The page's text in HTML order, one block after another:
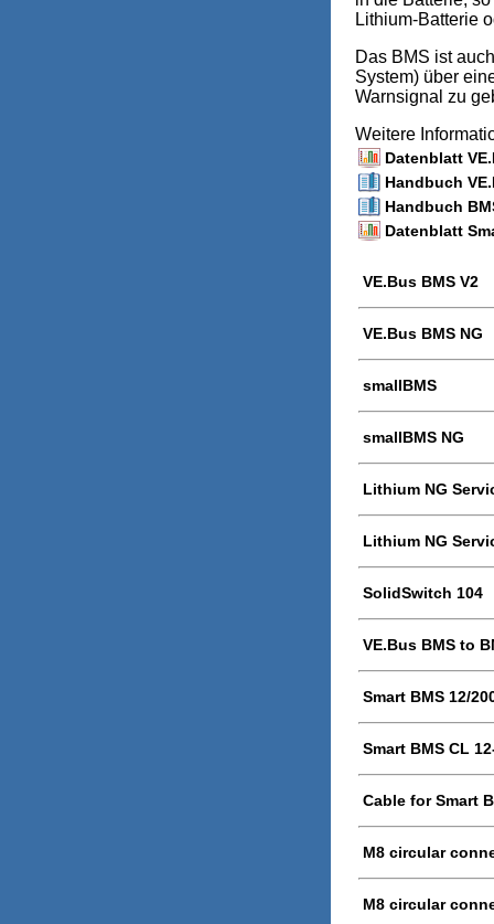
Lithium-Batterie
Das BMS ist
System) über
Warnsignal zu
Weitere
Datenblatt
Handbuch
Handbuch
Datenblatt
VE.Bus BMS V2
VE.Bus BMS NG
smallBMS
smallBMS NG
Lithium NG
Lithium NG
SolidSwitch 104
VE.Bus BMS to
Smart BMS 12/
Smart BMS CL
Cable for Smart
M8 circular
M8 circular